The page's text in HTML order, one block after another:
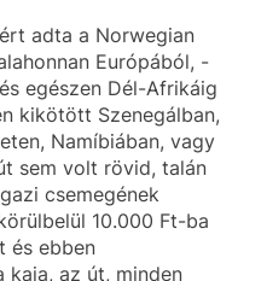
adta a Norwegian
Európából, -
egészen Dél-Afrikáig
kikötött Szenegálban,
Namíbiában, vagy
sem volt rövid, talán
csemegének
10.000 Ft-ba
és ebben
kaja, az út, minden